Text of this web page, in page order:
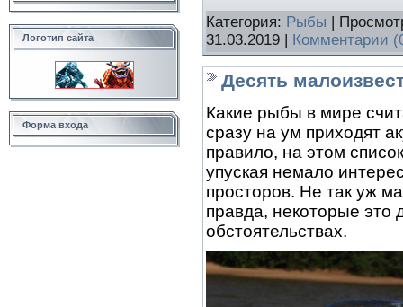
Логотип сайта
Форма входа
Категория: Рыбы |
31.03.2019 | Комментарии
Десять
Какие рыбы в мире
сразу на ум приходят
правило, на этом
упуская немало
просторов. Не так уж
правда, некоторые это
обстоятельствах.